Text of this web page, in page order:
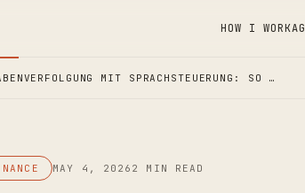
HOW I WORK
MIT SPRACHSTEUERUNG: SO …
MAY 4, 2026 2 MIN READ